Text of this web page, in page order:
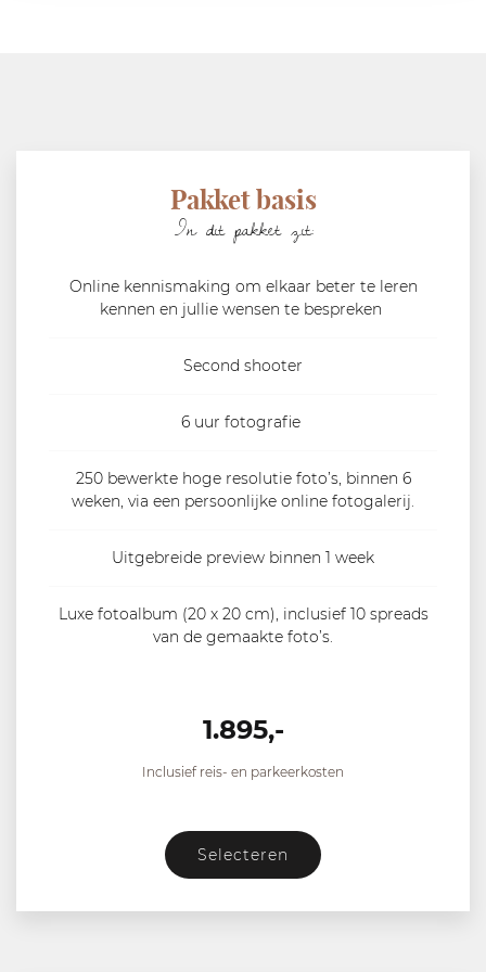
Pakket basis
In dit pakket zit:
Online kennismaking om elkaar beter te leren
kennen en jullie wensen te bespreken
Second shooter
6 uur fotografie
250 bewerkte hoge resolutie foto’s, binnen 6
weken, via een persoonlijke online fotogalerij.
Uitgebreide preview binnen 1 week
Luxe fotoalbum (20 x 20 cm), inclusief 10 spreads
van de gemaakte foto’s.
1.895,-
Inclusief reis- en parkeerkosten
Selecteren